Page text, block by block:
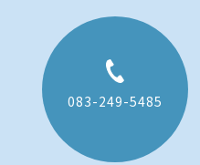
083-249-5485